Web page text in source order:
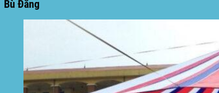
Bù Đăng